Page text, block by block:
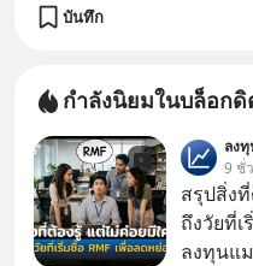
บันทึก
กำลังนิยมในบล็อก
ลง
9 ชั่
สรุปสิ่ง
ถึงวัยที่
ลงทุนแ